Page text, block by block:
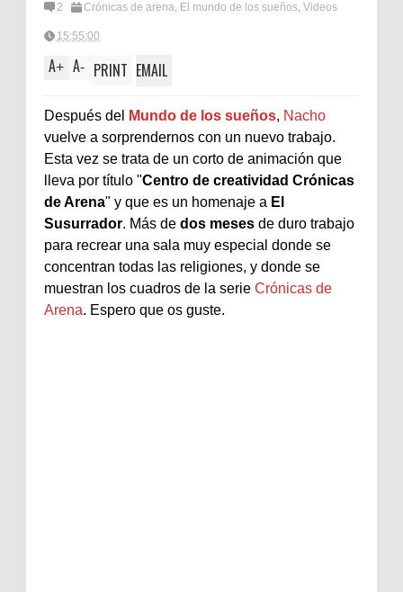
2 Crónicas de arena, El mundo de los sueños, Videos
15:55:00
A+ A- PRINT EMAIL
Después del Mundo de los sueños, Nacho
vuelve a sorprendernos con un nuevo trabajo.
Esta vez se trata de un corto de animación que
lleva por título "Centro de creatividad Crónicas
de Arena" y que es un homenaje a El
Susurrador. Más de dos meses de duro trabajo
para recrear una sala muy especial donde se
concentran todas las religiones, y donde se
muestran los cuadros de la serie Crónicas de
Arena. Espero que os guste.